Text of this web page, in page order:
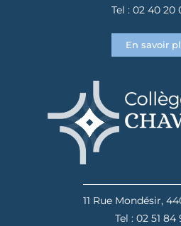
Tel : 02 40 20
En savoir
11 Rue Mondésir,
Tel : 02 51 84